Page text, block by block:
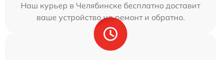
Наш курьер в Челябинске бесплатно доставит
ваше устройство на ремонт и обратно.